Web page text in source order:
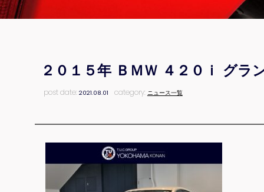
２０１５年 ＢＭＷ ４２０ｉ グ
post date:2021.08.01 category: ニュース一覧